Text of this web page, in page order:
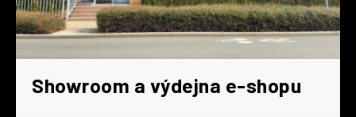
Showroom a výdejna e-shopu